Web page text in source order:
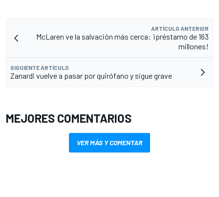
ARTÍCULO ANTERIOR
McLaren ve la salvación más cerca: ¡préstamo de 163
millones!
SIGUIENTE ARTÍCULO
Zanardi vuelve a pasar por quirófano y sigue grave
MEJORES COMENTARIOS
VER MÁS Y COMENTAR